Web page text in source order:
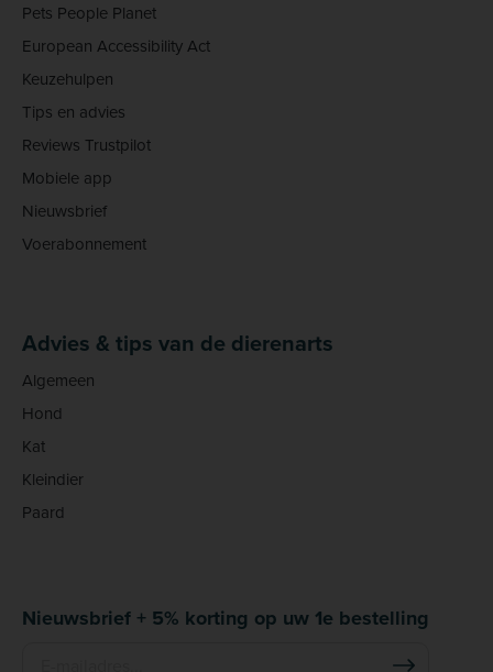
Pets People Planet
European Accessibility Act
Keuzehulpen
Tips en advies
Reviews Trustpilot
Mobiele app
Nieuwsbrief
Voerabonnement
Advies & tips van de dierenarts
Algemeen
Hond
Kat
Kleindier
Paard
Nieuwsbrief + 5% korting op uw 1e bestelling